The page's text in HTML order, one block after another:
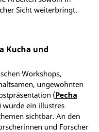
Sicht weiterbringt.
Kucha und
Workshops,
ungewohnten
(Pecha
wurde ein illustres
sichtbar. An den
und Forscher